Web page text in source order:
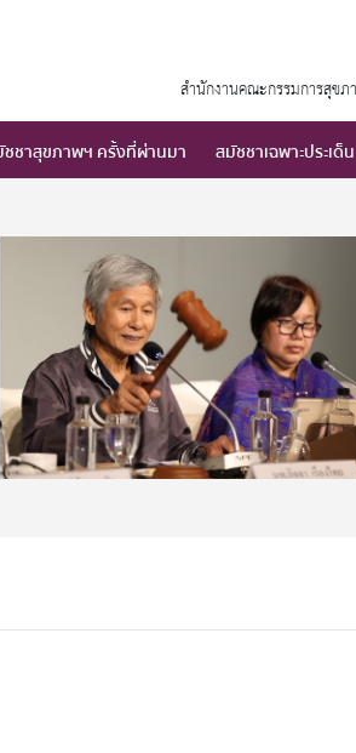
สำนักงานคณะกรรมการสุข
ชาสุขภาพฯ ครั้งที่ผ่านมา สมัชชาเฉพาะประเด็น